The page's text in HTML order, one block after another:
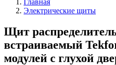
Электрические щиты
Щит
встраиваемый
модулей с глухой